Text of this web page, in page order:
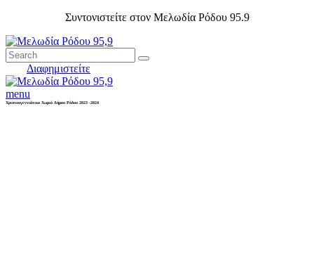
Συντονιστείτε στον Μελωδία Ρόδου 95.9
Διαφημιστείτε
menu
Χριστουγεννιάτικο Χωριό Δήμου Ρόδου 2023 -2024